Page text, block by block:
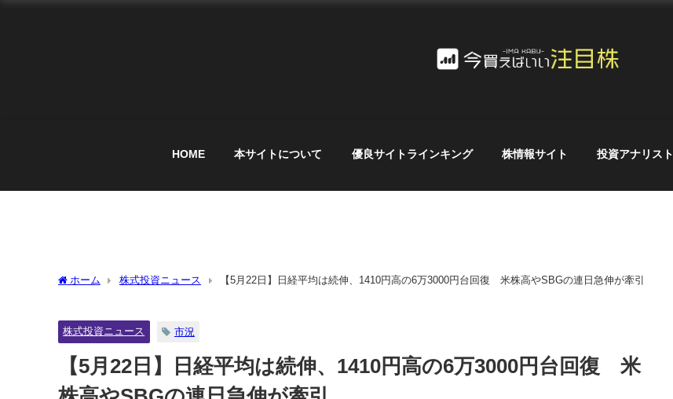
HOME 本サイトについて 優良サイトラインキング 株情報サイト 投資アナリスト
ホーム 株式投資ニュース 【5月22日】日経平均は続伸、1410円高の6万3000円台回復 米株高やSBGの連日急伸が牽引
株式投資ニュース 市況
【5月22日】日経平均は続伸、1410円高の6万3000円台回復 米